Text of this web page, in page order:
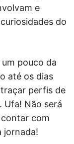
e
do
pouco da
até os dias
perfis de
Ufa! Não será
com
jornada!